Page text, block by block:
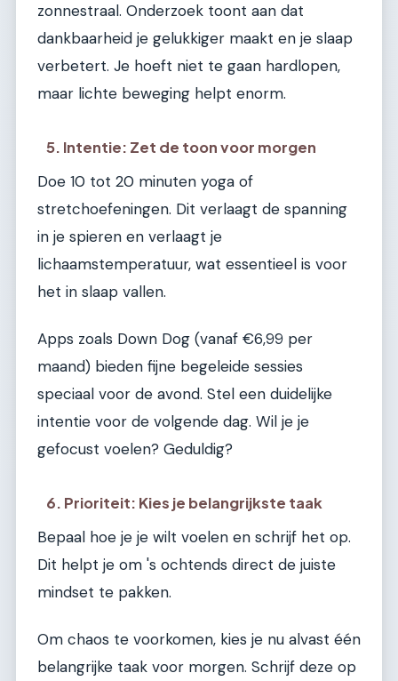
zonnestraal. Onderzoek toont aan dat
dankbaarheid je gelukkiger maakt en je slaap
verbetert. Je hoeft niet te gaan hardlopen,
maar lichte beweging helpt enorm.
5. Intentie: Zet de toon voor morgen
Doe 10 tot 20 minuten yoga of
stretchoefeningen. Dit verlaagt de spanning
in je spieren en verlaagt je
lichaamstemperatuur, wat essentieel is voor
het in slaap vallen.
Apps zoals Down Dog (vanaf €6,99 per
maand) bieden fijne begeleide sessies
speciaal voor de avond. Stel een duidelijke
intentie voor de volgende dag. Wil je je
gefocust voelen? Geduldig?
6. Prioriteit: Kies je belangrijkste taak
Bepaal hoe je je wilt voelen en schrijf het op.
Dit helpt je om 's ochtends direct de juiste
mindset te pakken.
Om chaos te voorkomen, kies je nu alvast één
belangrijke taak voor morgen. Schrijf deze op